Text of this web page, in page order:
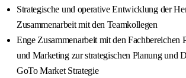
Strategische und operative Entwicklung der
Zusammenarbeit mit den Teamkollegen
Enge Zusammenarbeit mit den Fachbereichen
und Marketing zur strategischen Planung und
GoTo Market Strategie